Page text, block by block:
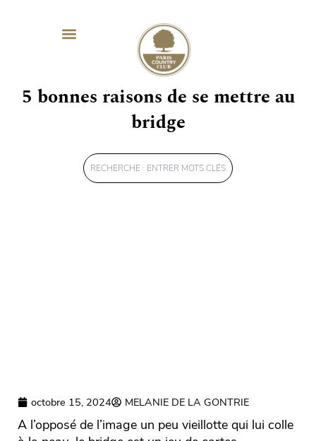
5 bonnes raisons de se mettre au
bridge
Rechercher
octobre 15, 2024 MELANIE DE LA GONTRIE
A l’opposé de l’image un peu vieillotte qui lui colle